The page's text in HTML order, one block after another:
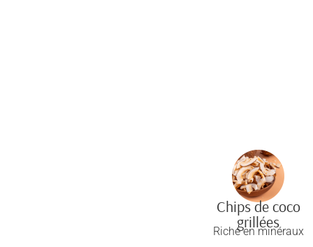
Chips de coco
grillées
Riche en minéraux